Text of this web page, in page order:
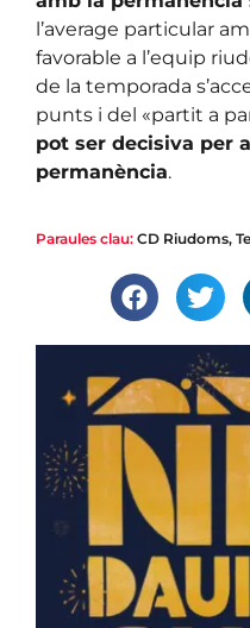
l’average particular
favorable a l’equip
de la temporada
punts i del «partit a
pot ser decisiva per
permanència.
Paraules clau: CD Riudoms,